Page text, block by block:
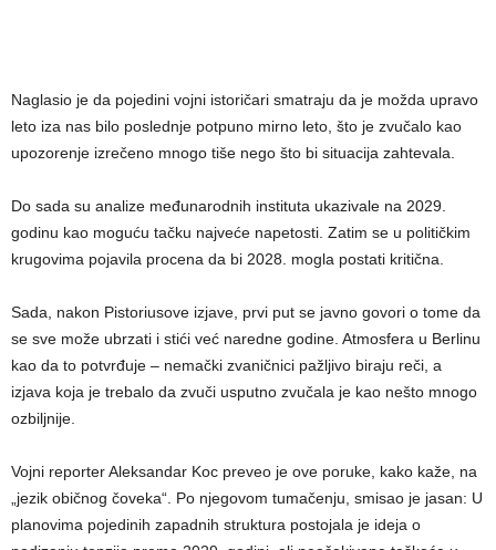
Naglasio je da pojedini vojni istoričari smatraju da je možda upravo
leto iza nas bilo poslednje potpuno mirno leto, što je zvučalo kao
upozorenje izrečeno mnogo tiše nego što bi situacija zahtevala.
Do sada su analize međunarodnih instituta ukazivale na 2029.
godinu kao moguću tačku najveće napetosti. Zatim se u političkim
krugovima pojavila procena da bi 2028. mogla postati kritična.
Sada, nakon Pistoriusove izjave, prvi put se javno govori o tome da
se sve može ubrzati i stići već naredne godine. Atmosfera u Berlinu
kao da to potvrđuje – nemački zvaničnici pažljivo biraju reči, a
izjava koja je trebalo da zvuči usputno zvučala je kao nešto mnogo
ozbiljnije.
Vojni reporter Aleksandar Koc preveo je ove poruke, kako kaže, na
„jezik običnog čoveka“. Po njegovom tumačenju, smisao je jasan: U
planovima pojedinih zapadnih struktura postojala je ideja o